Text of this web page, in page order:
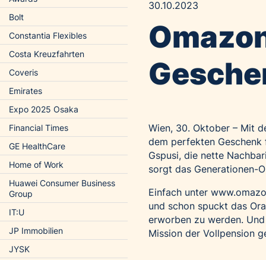
Bolt
Constantia Flexibles
Costa Kreuzfahrten
Coveris
Emirates
Expo 2025 Osaka
Financial Times
GE HealthCare
Home of Work
Huawei Consumer Business
Group
IT:U
JP Immobilien
JYSK
30.10.2023
Wien, 30. Oktober – Mit
dem perfekten Geschenk
Gspusi, die nette
sorgt das Generationen-
Einfach unter
und schon spuckt das
erworben zu werden.
Mission der Vollpension